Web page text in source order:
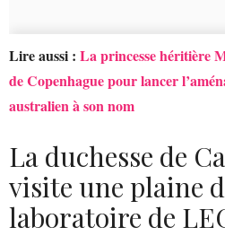
Lire aussi : La princesse héritière
de Copenhague pour lancer
australien à son nom
La duchesse de
visite une plaine
laboratoire de